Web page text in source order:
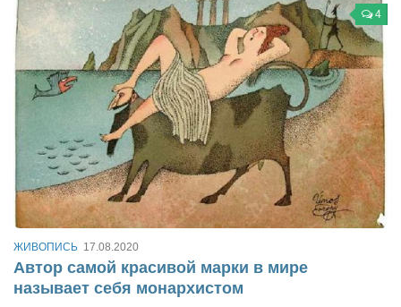
Традиции
Опросы
Экология
Здоровый образ жизни
Сам себе доктор
Активный отдых
Досье
4
ЖИВОПИСЬ 17.08.2020
Автор самой красивой марки в мире
называет себя монархистом